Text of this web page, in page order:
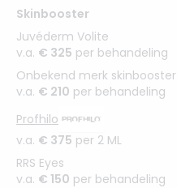
Skinbooster
Juvéderm Volite
v.a. € 325 per behandeling
Onbekend merk skinbooster
v.a. € 210 per behandeling
Profhilo
v.a. € 375 per 2 ML
RRS Eyes
v.a. € 150 per behandeling